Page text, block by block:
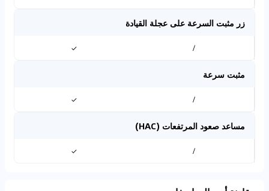
زر مثبت السرعة على عجلة القيادة
/
✓
مثبت سرعة
/
✓
مساعد صعود المرتفعات (HAC)
/
✓